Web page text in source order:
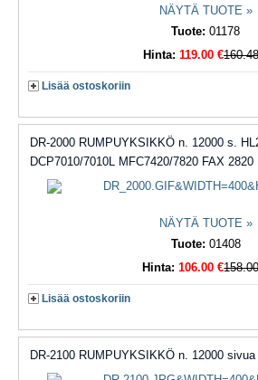
NÄYTÄ TUOTE »
Tuote:01178
Hinta: 119.00 €
Lisää ostoskoriin
DR-2000 RUMPUYKSIKKÖ n. 12000 s.
DCP7010/7010L MFC7420/7820 FAX 2820
NÄYTÄ TUOTE »
Tuote: 01408
Hinta:106.00 €
Lisää ostoskoriin
DR-2100 RUMPUYKSIKKÖ n. 12000 sivua